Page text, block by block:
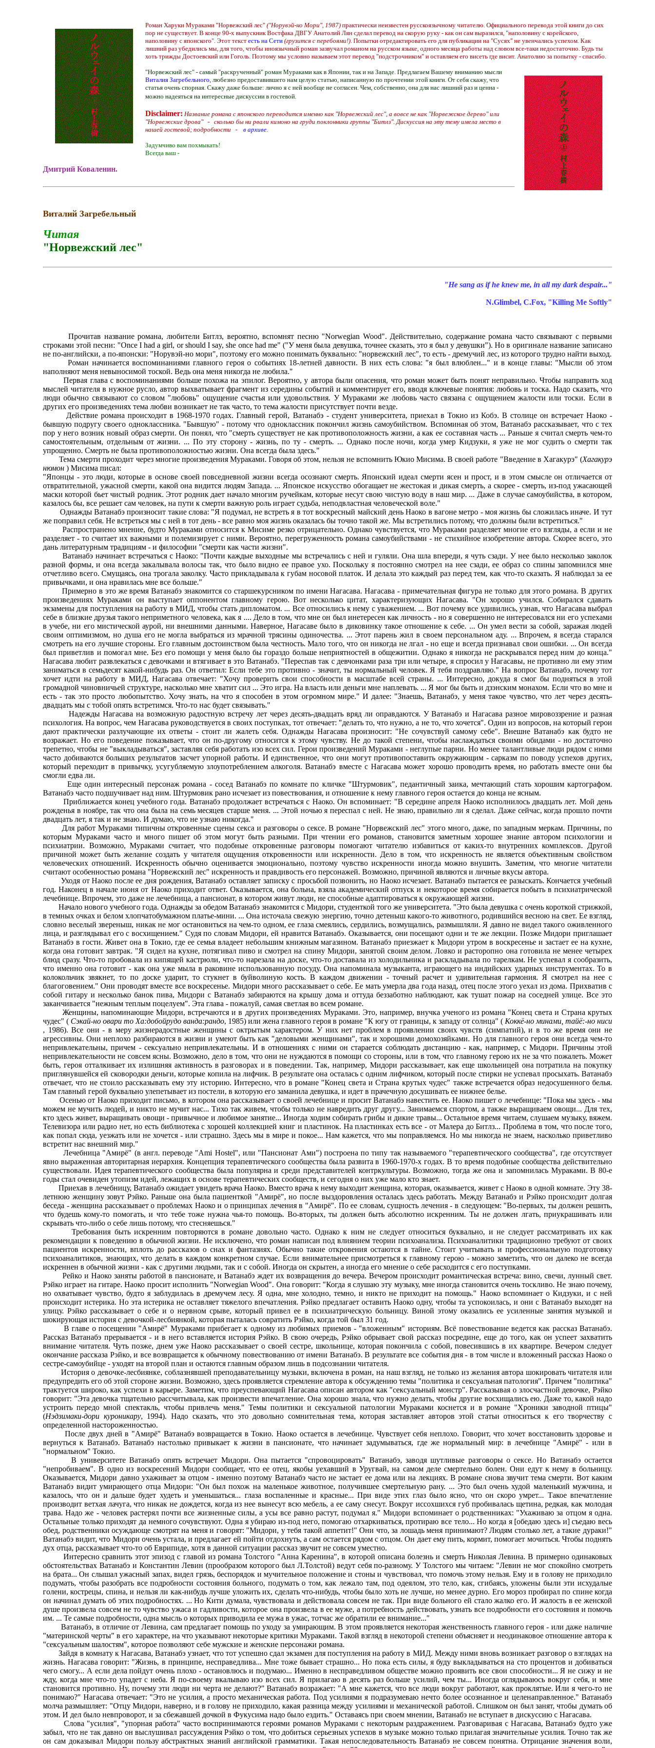
Роман Харуки Мураками "Норвежский лес" ("Норувэй-но Мори", 1987) практически неизвестен русскоязычному читателю. Официального перевода этой книги до сих
пор не существует. В конце 90-х выпускник Востфака ДВГУ Анатолий Лян сделал перевод на скорую руку - как он сам выразился, "наполовину с корейского,
наполовину с японского". Этот текст есть на Сети (грузится с перебоями!). Попытки отредактировать его для публикации на "Сусях" не увенчались успехом. Как
лишний раз убедились мы, для того, чтобы иноязычный роман зазвучал романом на русском языке, одного месяца работы над словом все-таки недостаточно. Будь ты
хоть трижды Достоевский или Гоголь. Поэтому мы условно называем этот перевод "подстрочником" и оставляем его висеть где висит. Анатолию за попытку - спасибо.
"Норвежский лес" - самый "раскрученный" роман Мураками как в Японии, так и на Западе. Предлагаем Вашему вниманию мысли
Виталия Загребельного, любезно предоставившего нам целую статью, написанную по прочтении этой книги. От себя скажу, что
статья очень спорная. Скажу даже больше: лично я с ней вообще не согласен. Чем, собственно, она для нас лишний раз и ценна -
можно надеяться на интересные дискуссии в гостевой.
Disclaimer: Название романа с японского переводится именно как "Норвежский лес", а вовсе не как "Норвежское дерево" или
"Норвежские дрова" - сколько бы ни рвали кимоно на груди поклонники группы "Битлз". Дискуссия на эту тему имела место в
нашей гостевой; подробности - в архиве.
Задумчиво вам похмыкать!
Всегда ваш -
Дмитрий Коваленин.
Виталий Загребельный
Читая
"Норвежский лес"
"He sang as if he knew me, in all my dark despair..."
N.Glimbel, C.Fox, "Killing Me Softly"
Прочитав название романа, любители Битлз, вероятно, вспомнят песню "Norwegian Wood". Действительно, содержание романа часто связывают с первыми
строками этой песни: "Once I had a girl, or should I say, she once had me" ("У меня была девушка, точнее сказать, это я был у девушки"). Но в оригинале название записано
не по-английски, а по-японски: "Норувэй-но мори", поэтому его можно понимать буквально: "норвежский лес", то есть - дремучий лес, из которого трудно найти выход.
Роман начинается воспоминаниями главного героя о событиях 18-летней давности. В них есть слова: "я был влюблен..." и в конце главы: "Мысли об этом
наполняют меня невыносимой тоской. Ведь она меня никогда не любила."
Первая глава с воспоминаниями больше похожа на эпилог. Вероятно, у автора были опасения, что роман может быть понят неправильно. Чтобы направить ход
мыслей читателя в нужное русло, автор выхватывает фрагмент из середины событий и комментирует его, вводя ключевые понятия: любовь и тоска. Надо сказать, что
люди обычно связывают со словом "любовь" ощущение счастья или удовольствия. У Мураками же любовь часто связана с ощущением жалости или тоски. Если в
других его произведениях тема любви возникает не так часто, то тема жалости присутствует почти везде.
Действие романа происходит в 1968-1970 годах. Главный герой, Ватанабэ - студент университета, приехал в Токио из Кобэ. В столице он встречает Наоко -
бывшую подругу своего одноклассника. "Бывшую" - потому что одноклассник покончил жизнь самоубийством. Вспоминая об этом, Ватанабэ рассказывает, что с тех
пор у него возник новый образ смерти. Он понял, что "смерть существует не как противоположность жизни, а как ее составная часть ... Раньше я считал смерть чем-то
самостоятельным, отдельным от жизни. ... По эту сторону - жизнь, по ту - смерть. ... Однако после ночи, когда умер Кидзуки, я уже не мог судить о смерти так
упрощенно. Смерть не была противоположностью жизни. Она всегда была здесь."
Тема смерти проходит через многие произведения Мураками. Говоря об этом, нельзя не вспомнить Юкио Мисима. В своей работе "Введение в Хагакурэ" (Хагакурэ
нюмон ) Мисима писал:
"Японцы - это люди, которые в основе своей повседневной жизни всегда осознают смерть. Японский идеал смерти ясен и прост, и в этом смысле он отличается от
отвратительной, ужасной смерти, какой она видится людям Запада. ... Японское искусство обогащает не жестокая и дикая смерть, а скорее - смерть, из-под ужасающей
маски которой бьет чистый родник. Этот родник дает начало многим ручейкам, которые несут свою чистую воду в наш мир. ... Даже в случае самоубийства, в котором,
казалось бы, все решает сам человек, на пути к смерти важную роль играет судьба, неподвластная человеческой воле."
Однажды Ватанабэ произносит такие слова: "Я подумал, не встреть я в тот воскресный майский день Наоко в вагоне метро - моя жизнь бы сложилась иначе. И тут
же поправил себя. Не встреться мы с ней в тот день - все равно моя жизнь оказалась бы точно такой же. Мы встретились потому, что должны были встретиться."
Распространено мнение, будто Мураками относится к Мисиме резко отрицательно. Однако чувствуется, что Мураками разделяет многие его взгляды, а если и не
разделяет - то считает их важными и полемизирует с ними. Вероятно, перегруженность романа самоубийствами - не стихийное изобретение автора. Скорее всего, это
дань литературным традициям - и философии "смерти как части жизни".
Ватанабэ начинает встречаться с Наоко: "Почти каждые выходные мы встречались с ней и гуляли. Она шла впереди, я чуть сзади. У нее было несколько заколок
разной формы, и она всегда закалывала волосы так, что было видно ее правое ухо. Поскольку я постоянно смотрел на нее сзади, ее образ со спины запомнился мне
отчетливо всего. Смущаясь, она трогала заколку. Часто прикладывала к губам носовой платок. И делала это каждый раз перед тем, как что-то сказать. Я наблюдал за ее
привычками, и она нравилась мне все больше."
Примерно в это же время Ватанабэ знакомится со старшекурсником по имени Нагасава. Нагасава - примечательная фигура не только для этого романа. В других
произведениях Мураками он выступает оппонентом главному герою. Вот несколько цитат, характеризующих Нагасава. "Он хорошо учился. Собирался сдавать
экзамены для поступления на работу в МИД, чтобы стать дипломатом. ... Все относились к нему с уважением. ... Вот почему все удивились, узнав, что Нагасава выбрал
себе в близкие друзья такого неприметного человека, как я .... Дело в том, что мне он был инетересен как личность - но я совершенно не интересовался ни его успехами
в учебе, ни его мистической аурой, ни внешними данными. Наверное, Нагасаве было в диковинку такое отношение к себе. ... Он умел вести за собой, заражая людей
своим оптимизмом, но душа его не могла выбраться из мрачной трясины одиночества. ... Этот парень жил в своем персональном аду. ... Впрочем, я всегда старался
смотреть на его лучшие стороны. Его главным достоинством была честность. Мало того, что он никогда не лгал - но еще и всегда признавал свои ошибки. ... Он всегда
был приветлив и помогал мне. Без его помощи у меня было бы гораздо больше неприятностей в общежитии. Однако я никогда не раскрывался перед ним до конца."
Нагасава любит развлекаться с девочками и втягивает в это Ватанабэ. "Переспав так с девчонками раза три или четыре, я спросил у Нагасавы, не противно ли ему этим
заниматься в семьдесят какой-нибудь раз. Он ответил: Если тебе это противно - значит, ты нормальный человек. Я тебя поздравляю." На вопрос Ватанабэ, почему тот
хочет идти на работу в МИД, Нагасава отвечает: "Хочу проверить свои способности в масштабе всей страны. ... Интересно, докуда я смог бы подняться в этой
громадной чиновничьей структуре, насколько мне хватит сил ... Это игра. На власть или деньги мне наплевать. ... Я мог бы быть и дзэнским монахом. Если что во мне и
есть - так это просто любопытство. Хочу знать, на что я способен в этом огромном мире." И далее: "Знаешь, Ватанабэ, у меня такое чувство, что лет через десять-
двадцать мы с тобой опять встретимся. Что-то нас будет связывать."
Надежды Нагасава на возможную радостную встречу лет через десять-двадцать вряд ли оправдаются. У Ватанабэ и Нагасава разное мировоззрение и разная
психология. На вопрос, чем Нагасава руководствуется в своих поступках, тот отвечает: "делать то, что нужно, а не то, что хочется". Один из вопросов, на который герои
дают практически разлучающие их ответы - стоит ли жалеть себя. Однажды Нагасава произносит: "Не сочувствуй самому себе". Внешне Ватанабэ как будто не
возражает. Но его поведение показывает, что он по-другому относится к этому чувству. Не до такой степени, чтобы наслаждаться своими обидами - но достаточно
трепетно, чтобы не "выкладываться", заставляя себя работать изо всех сил. Герои произведений Мураками - неглупые парни. Но менее талантливые люди рядом с ними
часто добиваются больших результатов засчет упорной работы. И единственное, что они могут противопоставить окружающим - сарказм по поводу успехов других,
который переходит в привычку, усугубляемую злоупотреблением алкоголя. Ватанабэ вместе с Нагасава может хорошо проводить время, но работать вместе они бы
смогли едва ли.
Еще один интересный персонаж романа - сосед Ватанабэ по комнате по кличке "Штурмовик", педантичный заика, мечтающий стать хорошим картографом.
Ватанабэ часто подшучивает над ним. Штурмовик рано исчезает из повествования, и отношение к нему главного героя остается до конца не ясным.
Приближается конец учебного года. Ватанабэ продолжает встречаться с Наоко. Он вспоминает: "В середине апреля Наоко исполнилось двадцать лет. Мой день
рожденья в ноябре, так что она была на семь месяцев старше меня. ... Этой ночью я переспал с ней. Не знаю, правильно ли я сделал. Даже сейчас, когда прошло почти
двадцать лет, я так и не знаю. И думаю, что не узнаю никогда."
Для работ Мураками типичны откровенные сцены секса и разговоры о сексе. В романе "Норвежский лес" этого много, даже, по западным меркам. Причины, по
которым Мураками часто и много пишет об этом могут быть разными. При чтении его романов, становится заметным хорошее знание автором психологии и
психиатрии. Возможно, Мураками считает, что подобные откровенные разговоры помогают читателю избавиться от каких-то внутренних комплексов. Другой
причиной может быть желание создать у читателя ощущения откровенности или искренности. Дело в том, что искренность не является объективным свойством
человеческих отношений. Искренность обычно оценивается эмоционально, поэтому чувство искренности иногда можно внушить. Заметим, что многие читатели
считают особенностью романа "Норвежский лес" искренность и правдивость его персонажей. Возможно, причиной являются и личные вкусы автора.
Уходя от Наоко после ее дня рождения, Ватанабэ оставляет записку с просьбой позвонить, но Наоко исчезает. Ватанабэ пытается ее разыскать. Кончается учебный
год. Наконец в начале июня от Наоко приходит ответ. Оказывается, она больна, взяла академический отпуск и некоторое время собирается побыть в психиатрической
лечебнице. Впрочем, это даже не лечебница, а пансионат, в котором живут люди, не способные адаптироваться к окружающей жизни.
Начало нового учебного года. Однажды за обедом Ватанабэ знакомится с Мидори, студенткой того же университета. "Это была девушка с очень короткой стрижкой,
в темных очках и белом хлопчатобумажном платье-мини. ... Она источала свежую энергию, точно детеныш какого-то животного, родившийся весною на свет. Ее взгляд,
словно веселый звереныш, никак не мог остановиться на чем-то одном, ее глаза смеялись, сердились, возмущались, размышляли. Я давно не видел такого оживленного
лица, и разглядывал его с восхищением." Судя по словам Мидори, ей нравится Ватанабэ. Оказывается, они посещают одни и те же лекции. Позже Мидори приглашает
Ватанабэ в гости. Живет она в Токио, где ее семья владеет небольшим книжным магазином. Ватанабэ приезжает к Мидори утром в воскресенье и застает ее на кухне,
когда она готовит завтрак. "Я сидел на кухне, потягивал пиво и смотрел на спину Мидори, занятой своим делом. Ловко и расторопно она готовила не менее четырех
блюд сразу. Что-то пробовала из кипящей кастрюли, что-то нарезала на доске, что-то доставала из холодильника и раскладывала по тарелкам. Не успевал я сообразить,
что именно она готовит - как она уже мыла в раковине использованную посуду. Она напоминала музыканта, играющего на индийских ударных инструментах. То в
колокольчик звякнет, то по доске ударит, то стукнет в буйволиную кость. В каждом движении - точный расчет и удивительная гармония. Я смотрел на нее с
благоговением." Они проводят вместе все воскресенье. Мидори много рассказывает о себе. Ее мать умерла два года назад, отец после этого уехал из дома. Прихватив с
собой гитару и несколько банок пива, Мидори с Ватанабэ забираются на крышу дома и оттуда беззаботно наблюдают, как тушат пожар на соседней улице. Все это
заканчивается "нежным теплым поцелуем". Эта глава - пожалуй, самая светлая во всем романе.
Женщины, напоминающие Мидори, встречаются и в других произведениях Мураками. Это, например, внучка ученого из романа "Конец света и Страна крутых
чудес" ( Сэкай-но овари то Ха:добойрудо ванда:рандо, 1985) или жена главного героя в романе "К югу от границы, к западу от солнца" ( Коккё-но минами, тайё:-но ниси
, 1986). Все они - в меру жизнерадостные женщины с октрытым характером. У них нет проблем в проявлении своих чувств (симпатий), и в то же время они не
агрессивны. Они неплохо разбираются в жизни и умеют быть как "деловыми женщинами", так и хорошими домохозяйками. Но для главного героя они всегда чем-то
непривлекательны, причем - сексуально непривлекательны. И в отношениях с ними он старается соблюдать дистанцию - как, например, с Мидори. Причины этой
непривлекательности не совсем ясны. Возможно, дело в том, что они не нуждаются в помощи со стороны, или в том, что главному герою их не за что пожалеть. Может
быть, героя отталкивает их излишняя активность в разговорах и в поведении. Так, например, Мидори рассказывает, как еще школьницей она потратила на покупку
приглянувшейся ей сковородки деньги, которые копила на лифчик. В результате она осталась с одним лифчиком, который после стирки не успевал просыхать. Ватанабэ
отвечает, что не стоило рассказывать ему эту историю. Интересно, что в романе "Конец света и Страна крутых чудес" также встречается образ недосушенного белья.
Там главный герой буквально улепетывает из постели, в которую его заманила девушка, и идет в прачечную досушивать ее нижнее белье.
Осенью от Наоко приходит письмо, в котором она рассказывает о своей лечебнице и просит Ватанабэ навестить ее. Наоко пишет о лечебнице: "Пока мы здесь - мы
можем не мучить людей, и никто не мучит нас... Тихо так живем, чтобы только не навредить друг другу... Занимаемся спортом, а также выращиваем овощи... Для тех,
кто здесь живет, выращивать овощи - привычное и любимое занятие... Иногда ходим собирать грибы и дикие травы... Остальное время читаем, слушаем музыку, вяжем.
Телевизора или радио нет, но есть библиотека с хорошей коллекцией книг и пластинок. На пластинках есть все - от Малера до Битлз... Проблема в том, что после того,
как попал сюда, уезжать или не хочется - или страшно. Здесь мы в мире и покое... Нам кажется, что мы поправляемся. Но мы никогда не знаем, насколько приветливо
встретит нас внешний мир."
Лечебница "Амирё" (в англ. переводе "Ami Hostel", или "Пансионат Ами") построена по типу так называемого "терапевтического сообщества", где отсутствует
явно выраженная авторитарная иерархия. Концепция терапевтического сообщества была развита в 1960-1970-х годах. В то время подобные сообщества действительно
существовали. Идея терапевтического сообщества была популярна и среди представителей контркультуры. Возможно, тогда же она и запомнилась Мураками. В 80-е
годы стал очевиден утопизм идей, лежащих в основе терапевтических сообществ, и сегодня о них уже мало кто знает.
Приехав в лечебницу, Ватанабэ ожидает увидеть врача Наоко. Вместо врача к нему выходит женщина, которая, оказывается, живет с Наоко в одной комнате. Эту 38-
летнюю женщину зовут Рэйко. Раньше она была пациенткой "Амирё", но после выздоровления осталась здесь работать. Между Ватанабэ и Рэйко происходит долгая
беседа - женщина рассказывает о проблемах Наоко и о принципах лечения в "Амирё". По ее словам, сущность лечения - в следующем: "Во-первых, ты должен решить,
что будешь кому-то помогать, и что тебе тоже нужна чья-то помощь. Во-вторых, ты должен быть абсолютно искренним. Ты не должен лгать, приукрашивать или
скрывать что-либо о себе лишь потому, что стесняешься."
Требования быть искренним повторяются в романе довольно часто. Однако к ним не следует относиться буквально, и не следует рассматривать их как
рекомендации к поведению в обычной жизни. Не исключено, что роман написан под влиянием теории психоанализа. Психоаналитики традиционно требуют от своих
пациентов искренности, вплоть до рассказов о снах и фантазиях. Обычно такие откровения остаются в тайне. Стоит учитывать и профессиональную подготовку
психоаналитиков, знающих, что делать в каждом конкретном случае. Если внимательнее присмотреться к главному герою - можно заметить, что он далеко не всегда
искреннен в обычной жизни - как с другими людьми, так и с собой. Иногда он скрытен, а иногда его мнение о себе расходится с его поступками.
Рейко и Наоко заняты работой в пансионате, и Ватанабэ ждет их возвращения до вечера. Вечером происходит романтическая встреча: вино, свечи, лунный свет.
Рэйко играет на гитаре. Наоко просит исполнить "Norwegian Wood". Она говорит: "Когда я слушаю эту музыку, мне иногда становится очень тоскливо. Не знаю почему,
но охватывает чувство, будто я заблудилась в дремучем лесу. Я одна, мне холодно, темно, и никто не приходит на помощь." Наоко вспоминает о Кидзуки, и с ней
происходит истерика. Но эта истерика не оставляет тяжелого впечатления. Рэйко предлагает оставить Наоко одну, чтобы та успокоилась, и они с Ватанабэ выходят на
улицу. Рэйко рассказывает о себе и о нервном срыве, который привел ее в психиатрическую больницу. Виной этому оказались ее усиленные занятия музыкой и
шокирующая история с девочкой-лесбиянкой, которая пыталась совратить Рэйко, когда той был 31 год.
В главе о посещении "Амирё" Мураками прибегает к одному из любимых приемов - "вложенным" историям. Всё повествование ведется как рассказ Ватанабэ.
Рассказ Ватанабэ прерывается - и в него вставляется история Рэйко. В свою очередь, Рэйко обрывает свой рассказ посредине, еще до того, как он успеет захватить
внимание читателя. Чуть позже, днем уже Наоко рассказывает о своей сестре, школьнице, которая покончила с собой, повесившись в их квартире. Вечером следует
окончание рассказа Рэйко, и все возвращается к обычному повествованию от имени Ватанабэ. В результате все события дня - в том числе и вложенный рассказ Наоко о
сестре-самоубийце - уходят на второй план и остаются главным образом лишь в подсознании читателя.
История о девочке-лесбиянке, соблазнявшей преподавательницу музыки, включена в роман, на наш взгляд, не только из желания автора шокировать читателя или
предупредить его об этой стороне жизни. Возможно, здесь проявляется стремление автора к обсуждению темы "политика и сексуальная патология". Причем "политика"
трактуется широко, как успехи в карьере. Заметим, что преуспевающий Нагасава описан автором как "сексуальный монстр". Рассказывая о злосчастной девочке, Рэйко
говорит: "Эта девочка тщательно рассчитывала, как произвести впечатление. Она хорошо знала, что нужно делать, чтобы другие восхищались ею. Даже то, какой надо
устроить передо мной спектакль, чтобы привлечь меня." Темы политики и сексуальной патологии Мураками коснется и в романе "Хроники заводной птицы"
(Нэдзимаки-дори куроникару, 1994). Надо сказать, что это довольно сомнительная тема, которая заставляет авторов этой статьи относиться к его творчеству с
определенной настороженностью.
После двух дней в "Амирё" Ватанабэ возвращается в Токио. Наоко остается в лечебнице. Чувствует себя неплохо. Говорит, что хочет восстановить здоровье и
вернуться к Ватанабэ. Ватанабэ настолько привыкает к жизни в пансионате, что начинает задумываться, где же нормальный мир: в лечебнице "Амирё" - или в
"нормальном" Токио.
В университете Ватанабэ опять встречает Мидори. Она пытается "спровоцировать" Ватанабэ, заводя шутливые разговоры о сексе. Но Ватанабэ остается
"непробиваем". В одно из воскресений Мидори сообщает, что ее отец, якобы уехавший в Уругвай, на самом деле смертельно болен. Они едут к нему в больницу.
Оказывается, Мидори давно ухаживает за отцом - именно поэтому Ватанабэ часто не застает ее дома или на лекциях. В романе снова звучит тема смерти. Вот каким
Ватанабэ видит умирающего отца Мидори: "Он был похож на маленькое животное, получившее смертельную рану. ... Это был очень худой маленький мужчина, и
казалось, что он и дальше будет худеть и уменьшаться... глаза воспаленные и красные... При виде этих глаз было ясно, что он скоро умрет... Такое впечатление
производит ветхая лачуга, что никак не дождется, когда из нее вынесут всю мебель, а ее саму снесут. Вокруг иссохшихся губ пробивалась щетина, редкая, как молодая
трава. Надо же - человек растерял почти все жизненные силы, а усы все равно растут, подумал я." Мидори вспоминает о родственниках: "Ухаживаю за отцом я одна.
Остальные только приходят да немного сочувствуют. Одна я убираю из-под него, помогаю отхаркиваться, протираю все тело... Но когда я [обедаю здесь и] съедаю весь
обед, родственники осуждающе смотрят на меня и говорят: "Мидори, у тебя такой аппетит!" Они что, за лошадь меня принимают? Людям столько лет, а такие дураки!"
Ватанабэ видит, что Мидори очень устала, и предлагает ей пойти отдохнуть, а сам остается рядом с отцом. Он дает ему пить, кормит, помогает мочиться. Чтобы поднять
дух отца, рассказывает что-то об Еврипиде, хотя в данной ситуации рассказ звучит не совсем уместно.
Интересно сравнить этот эпизод с главой из романа Толстого "Анна Каренина", в которой описана болезнь и смерть Николая Левина. В примерно одинаковых
обстоятельствах Ватанабэ и Константин Левин (прообразом которого был Л.Толстой) ведут себя по-разному. У Толстого мы читаем: "Левин не мог спокойно смотреть
на брата... Он слышал ужасный запах, видел грязь, беспорядок и мучительное положение и стоны и чувствовал, что помочь этому нельзя. Ему и в голову не приходило
подумать, чтобы разобрать все подробности состояния больного, подумать о том, как лежало там, под одеялом, это тело, как, сгибаясь, уложены были эти исхудалые
голени, кострецы, спина, и нельзя ли как-нибудь лучше уложить их, сделать что-нибудь, чтобы было хоть не лучше, но менее дурно. Его мороз пробирал по спине когда
он начинал думать об этих подробностях. ... Но Кити думала, чувствовала и действовала совсем не так. При виде больного ей стало жалко его. И жалость в ее женской
душе произвела совсем не то чувство ужаса и гадливости, которое она произвела в ее муже, а потребность действовать, узнать все подробности его состояния и помочь
им. ... Те самые подробности, одна мысль о которых приводила ее мужа в ужас, тотчас же обратили ее внимание..."
Ватанабэ, в отличие от Левина, сам предлагает помощь по уходу за умирающим. В этом проявляется некоторая женственность главного героя - или даже наличие
"материнской черты" в его характере, на что указывают некоторые критики Мураками. Такой взгляд в некоторой степени объясняет и неодинаковое отношение автора к
"сексуальным шалостям", которое позволяют себе мужские и женские персонажи романа.
Зайдя в комнату к Нагасава, Ватанабэ узнает, что тот успешно сдал экзамен для поступления на работу в МИД. Между ними вновь возникает разговор о взглядах на
жизнь. Нагасава говорит: "Жизнь, в принципе, несправедлива... Мне тоже бывает страшно... Но пока есть силы, я буду выкладываться на сто процентов и добиваться
чего смогу... А если дела пойдут очень плохо - остановлюсь и подумаю... Именно в несправедливом обществе можно проявить все свои способности... Я не сижу и не
жду, когда мне что-то упадет с неба. Я по-своему вкалываю изо всех сил. Я прилагаю в десять раз больше усилий, чем ты... Иногда оглядываюсь вокруг себя, и мне
становится противно. Ну, почему эти люди ни черта не делают?" Ватанабэ возражает: "А мне кажется, что все люди вокруг работают, как проклятые. Или я чего-то не
понимаю?" Нагасава отвечает: "Это не усилия, а просто механическая работа. Под усилиями я подразумеваю нечто более осознанное и целенаправленное." Ватанабэ
молча размышляет: "Отцу Мидори, наверно, и в голову не приходило, какая разница между усилиями и механической работой. Слишком он был занят, чтобы думать об
этом. И дел было невпроворот, и за сбежавшей дочкой в Фукусима надо было ездить." Оставаясь при своем мнении, Ватанабэ не вступает в дискуссию с Нагасава.
Слова "усилия", "упорная работа" часто воспринимаются героями романов Мураками с некоторым раздражением. Разговаривая с Нагасава, Ватанабэ будто уже
забыл, что не так давно он выслушивал рассуждения Рэйко о том, что добиться серьезных успехов в музыке можно только прилагая значительные усилия. Точно так же
он сам доказывал Мидори пользу абстрактных знаний английской грамматики. Такая непоследовательность Ватанабэ не совсем понятна. Отрицание значения воли,